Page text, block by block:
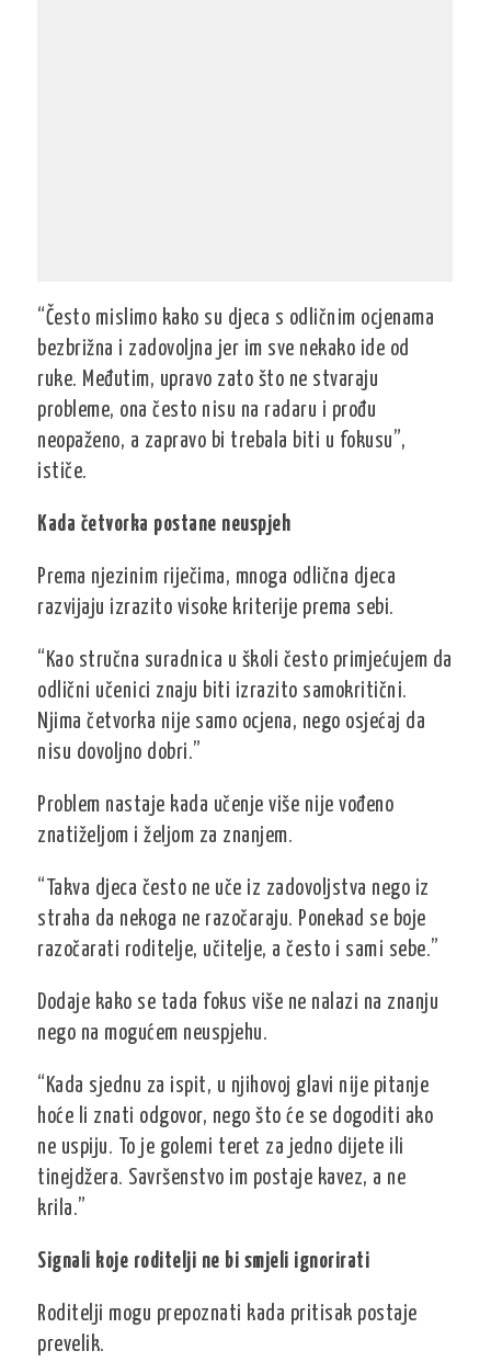
“Često mislimo kako su djeca s odličnim ocjenama
bezbrižna i zadovoljna jer im sve nekako ide od
ruke. Međutim, upravo zato što ne stvaraju
probleme, ona često nisu na radaru i prođu
neopaženo, a zapravo bi trebala biti u fokusu”,
ističe.
Kada četvorka postane neuspjeh
Prema njezinim riječima, mnoga odlična djeca
razvijaju izrazito visoke kriterije prema sebi.
“Kao stručna suradnica u školi često primjećujem da
odlični učenici znaju biti izrazito samokritični.
Njima četvorka nije samo ocjena, nego osjećaj da
nisu dovoljno dobri.”
Problem nastaje kada učenje više nije vođeno
znatiželjom i željom za znanjem.
“Takva djeca često ne uče iz zadovoljstva nego iz
straha da nekoga ne razočaraju. Ponekad se boje
razočarati roditelje, učitelje, a često i sami sebe.”
Dodaje kako se tada fokus više ne nalazi na znanju
nego na mogućem neuspjehu.
“Kada sjednu za ispit, u njihovoj glavi nije pitanje
hoće li znati odgovor, nego što će se dogoditi ako
ne uspiju. To je golemi teret za jedno dijete ili
tinejdžera. Savršenstvo im postaje kavez, a ne
krila.”
Signali koje roditelji ne bi smjeli ignorirati
Roditelji mogu prepoznati kada pritisak postaje
prevelik.